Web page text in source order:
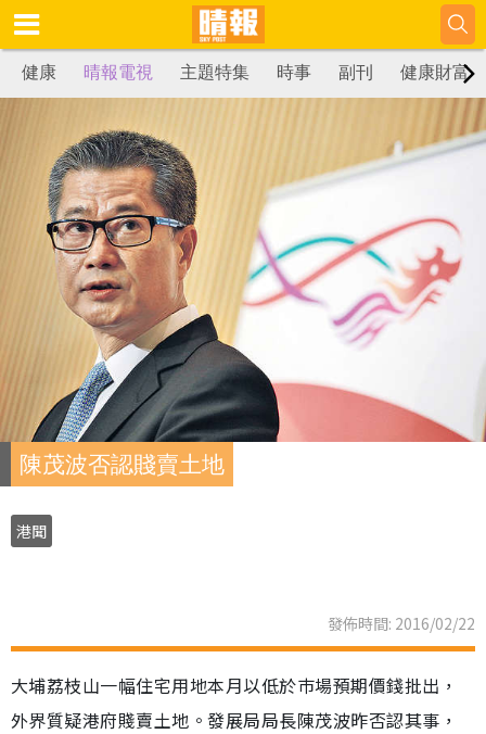
健康 晴報電視 主題特集 時事 副刊 健康財富
陳茂波否認賤賣土地
港聞
發佈時間: 2016/02/22
大埔荔枝山一幅住宅用地本月以低於巿場預期價錢批出，
外界質疑港府賤賣土地。發展局局長陳茂波昨否認其事，